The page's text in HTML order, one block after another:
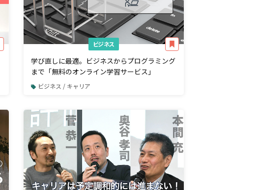
ビジネス
学び直しに最適。ビジネスからプログラミング
まで「無料のオンライン学習サービス」
ビジネス / キャリア